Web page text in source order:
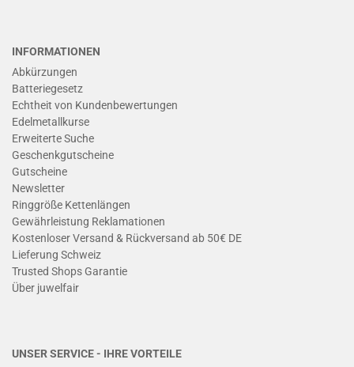
INFORMATIONEN
Abkürzungen
Batteriegesetz
Echtheit von Kundenbewertungen
Edelmetallkurse
Erweiterte Suche
Geschenkgutscheine
Gutscheine
Newsletter
Ringgröße Kettenlängen
Gewährleistung Reklamationen
Kostenloser Versand & Rückversand ab 50€ DE
Lieferung Schweiz
Trusted Shops Garantie
Über juwelfair
UNSER SERVICE - IHRE VORTEILE